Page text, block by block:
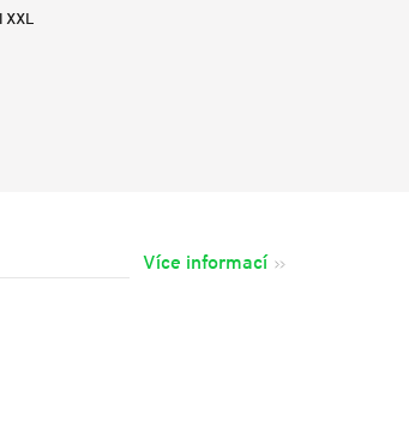
XXL
Více informací